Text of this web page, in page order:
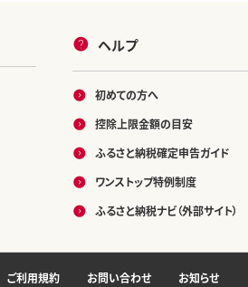
ヘルプ
初めての方へ
控除上限金額の目安
ふるさと納税確定申告ガイド
ワンストップ特例制度
ふるさと納税ナビ（外部サイト）
ご利用規約 お問い合わせ お知らせ